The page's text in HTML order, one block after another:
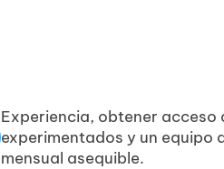
Experiencia, obtener acceso
experimentados y un equipo
mensual asequible.